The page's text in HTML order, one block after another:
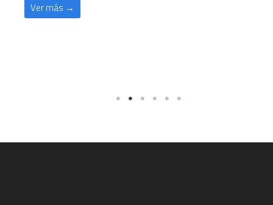
Ver más →